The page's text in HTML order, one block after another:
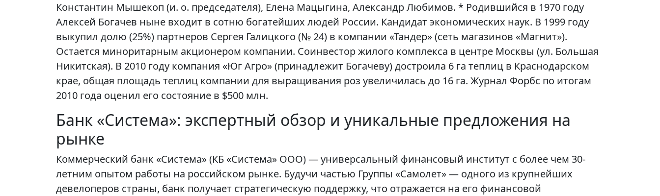
Константин Мышекоп (и. о. председателя), Елена Мацыгина, Александр Любимов. * Родившийся в 1970 году
Алексей Богачев ныне входит в сотню богатейших людей России. Кандидат экономических наук. В 1999 году
выкупил долю (25%) партнеров Сергея Галицкого (№ 24) в компании «Тандер» (сеть магазинов «Магнит»).
Остается миноритарным акционером компании. Соинвестор жилого комплекса в центре Москвы (ул. Большая
Никитская). В 2010 году компания «Юг Агро» (принадлежит Богачеву) достроила 6 га теплиц в Краснодарском
крае, общая площадь теплиц компании для выращивания роз увеличилась до 16 га. Журнал Форбс по итогам
2010 года оценил его состояние в $500 млн.
Банк «Система»: экспертный обзор и уникальные предложения на
рынке
Коммерческий банк «Система» (КБ «Система» ООО) — универсальный финансовый институт с более чем 30-
летним опытом работы на российском рынке. Будучи частью Группы «Самолет» — одного из крупнейших
девелоперов страны, банк получает стратегическую поддержку, что отражается на его финансовой